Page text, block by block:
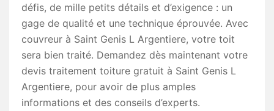
défis, de mille petits détails et d’exigence : un
gage de qualité et une technique éprouvée. Avec
couvreur à Saint Genis L Argentiere, votre toit
sera bien traité. Demandez dès maintenant votre
devis traitement toiture gratuit à Saint Genis L
Argentiere, pour avoir de plus amples
informations et des conseils d’experts.